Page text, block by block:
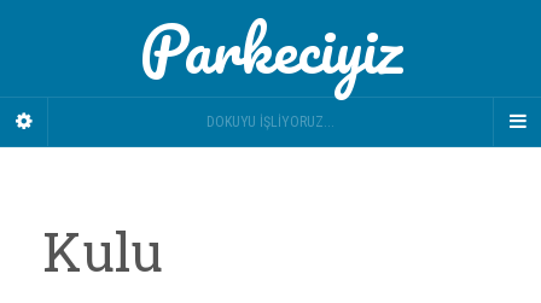
Parkeciyiz
DOKUYU İŞLIYORUZ...
Kulu